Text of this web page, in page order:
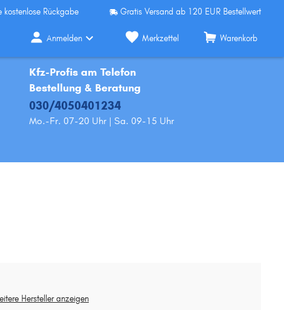
kostenlose Rückgabe Gratis Versand ab 120 EUR Bestellwert
Anmelden Merkzettel Warenkorb
Kfz-Profis am Telefon
Bestellung & Beratung
030/4050401234
Mo.-Fr. 07-20 Uhr | Sa. 09-15 Uhr
Hersteller anzeigen